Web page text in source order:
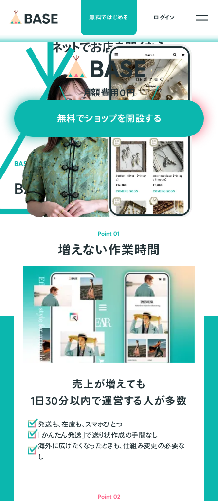
無料ではじめる ログイン
ネットでお店を開くなら
月額費用0円
無料でショップを開設する
BASEの強み
BASEが強い3つの理由
Point 01
増えない作業時間
売上が増えても
1日30分以内で運営する人が多数
発送も、在庫も、スマホひとつ
「かんたん発送」で送り状作成の手間なし
海外に広げたくなったときも、仕組み変更の必要な
し
Point 02